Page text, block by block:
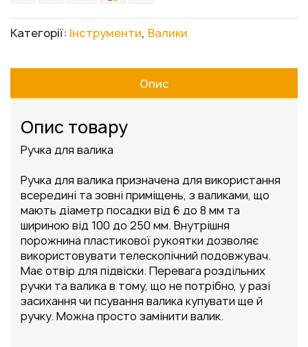
Категорії: Інструменти, Валики
Опис
Опис товару
Ручка для валика
Ручка для валика призначена для використання
всередині та зовні приміщень, з валиками, що
мають діаметр посадки від 6 до 8 мм та
шириною від 100 до 250 мм. Внутрішня
порожнина пластикової рукоятки дозволяє
використовувати телескопічний подовжувач.
Має отвір для підвіски. Перевага роздільних
ручки та валика в тому, що не потрібно, у разі
засихання чи псування валика купувати ще й
ручку. Можна просто замінити валик.